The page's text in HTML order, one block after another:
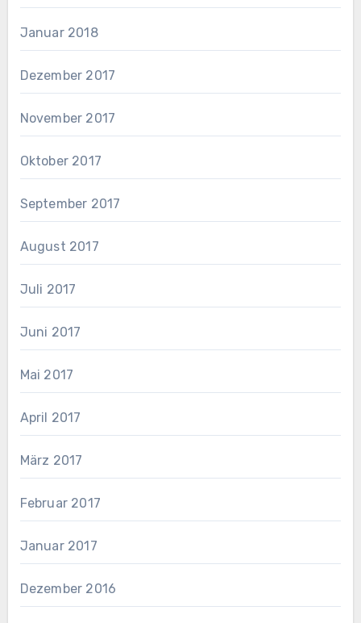
Januar 2018
Dezember 2017
November 2017
Oktober 2017
September 2017
August 2017
Juli 2017
Juni 2017
Mai 2017
April 2017
März 2017
Februar 2017
Januar 2017
Dezember 2016